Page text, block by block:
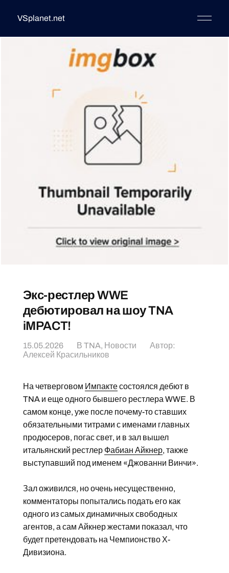
VSplanet.net
Экс-рестлер WWE
дебютировал на шоу TNA
iMPACT!
15.05.2026 В TNA, Новости
Автор:
Алексей Красильников
На четверговом Импактесостоялся дебют в
TNA и еще одного бывшего рестлера WWE. В
самом конце, уже после почему-то ставших
обязательными титрами с именами главных
продюсеров, погас свет, и в зал вышел
итальянский рестлер Фабиан Айкнер, также
выступавший под именем «Джованни Винчи».
Зал оживился, но очень несущественно,
комментаторы попытались подать его как
одного из самых динамичных свободных
агентов, а сам Айкнер жестами показал, что
будет претендовать на Чемпионство Х-
Дивизиона.